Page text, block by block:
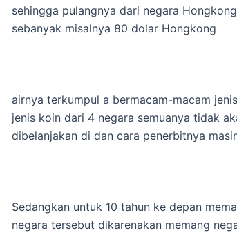
sehingga pulangnya dari negara
sebanyak misalnya 80 dolar Hongkong
airnya terkumpul a bermacam-macam
jenis koin dari 4 negara semuanya tidak
dibelanjakan di dan cara penerbitnya
Sedangkan untuk 10 tahun ke depan
negara tersebut dikarenakan memang